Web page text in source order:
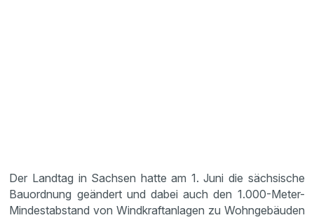
Der Landtag in Sachsen hatte am 1. Juni die sächsische
Bauordnung geändert und dabei auch den 1.000-Meter-
Mindestabstand von Windkraftanlagen zu Wohngebäuden